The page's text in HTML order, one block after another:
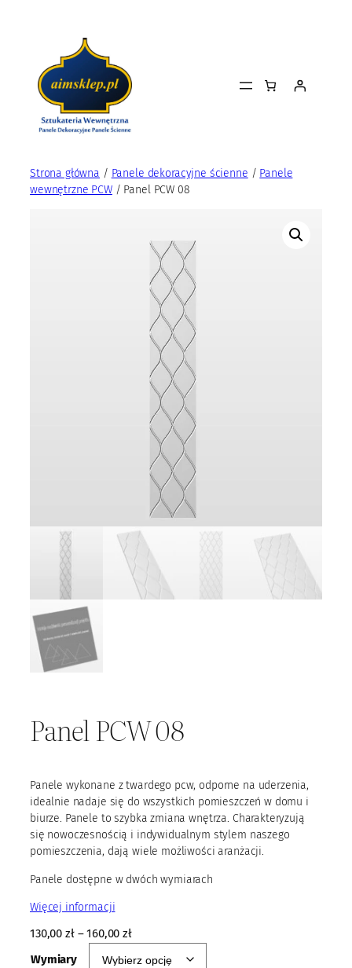
Strona główna / Panele dekoracyjne ścienne / Panele
wewnętrzne PCW/ Panel PCW 08
Panel PCW 08
Panele wykonane z twardego pcw, odporne na uderzenia,
idealnie nadaje się do wszystkich pomieszczeń w domu i
biurze. Panele to szybka zmiana wnętrza. Charakteryzują
się nowoczesnością i indywidualnym stylem naszego
pomieszczenia, dają wiele możliwości aranżacji.
Panele dostępne w dwóch wymiarach
Więcej informacji
130,00 zł–160,00zł
Wymiary